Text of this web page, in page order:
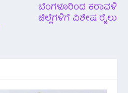
ಬೆಂಗಳೂರಿಂದ ಕರಾವಳಿ
ಜಿಲ್ಲೆಗಳಿಗೆ ವಿಶೇಷ ರೈಲು